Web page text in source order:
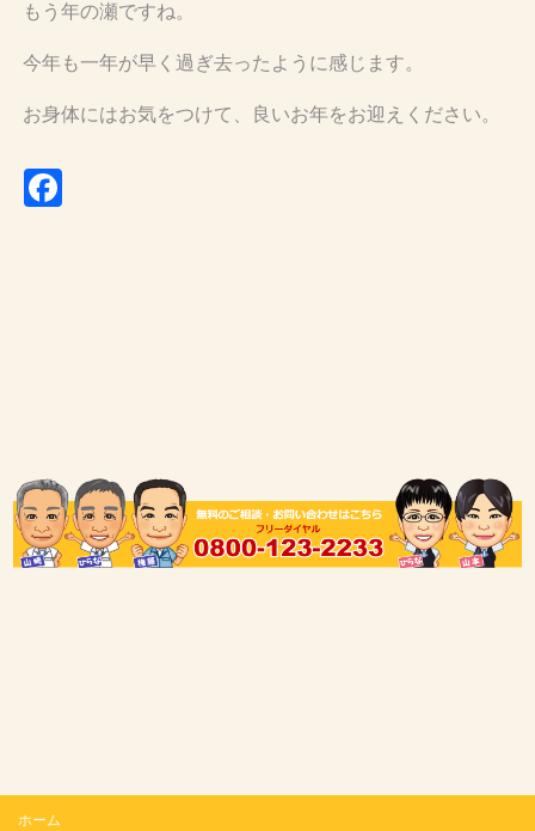
もう年の瀬ですね。
今年も一年が早く過ぎ去ったように感じます。
お身体にはお気をつけて、良いお年をお迎えください。
ホーム